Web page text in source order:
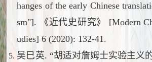
hanges of the early Chinese
sm"]. 《近代史研究》 [Modern
udies] 6 (2020): 132-41.
吴巳英. “胡适对詹姆士实验主义